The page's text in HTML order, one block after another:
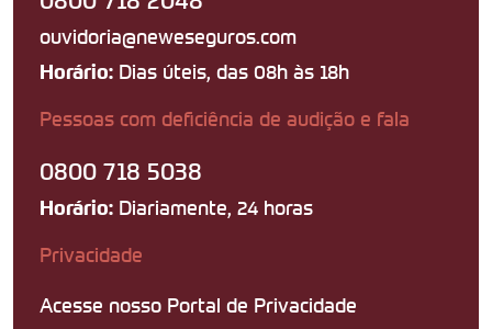
ouvidoria@neweseguros.com
Horário: Dias úteis, das 08h às 18h
Pessoas com deficiência de audição e fala
0800 718 5038
Horário: Diariamente, 24 horas
Privacidade
Acesse nosso Portal de Privacidade